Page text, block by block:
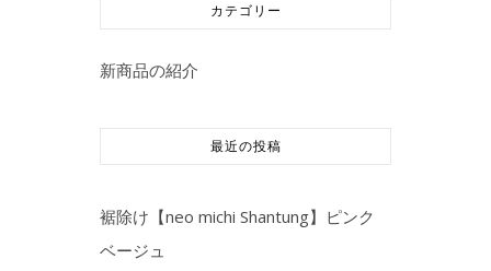
カテゴリー
新商品の紹介
最近の投稿
裾除け【neo michi Shantung】ピンク
ベージュ